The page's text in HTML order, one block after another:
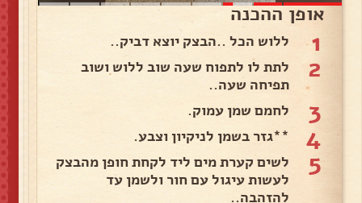
אופן ההכנה
1 ללוש הכל ..הבצק יוצא דביק..
2
לתת לו לתפוח שעה שוב ללוש ושוב
תפיחה שעה..
3 לחמם שמן עמוק.
4 **גזר בשמן לניקיון וצבע.
5
לשים קערת מים ליד לקחת חופן מהבצק
לעשות עיגול עם חור ולשמן עד
להזהבה..